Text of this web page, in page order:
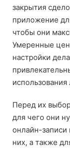
закрытия
приложение
чтобы они
Умеренные
настройки
Перед их
для чего они
онлайн-записи
них, а также